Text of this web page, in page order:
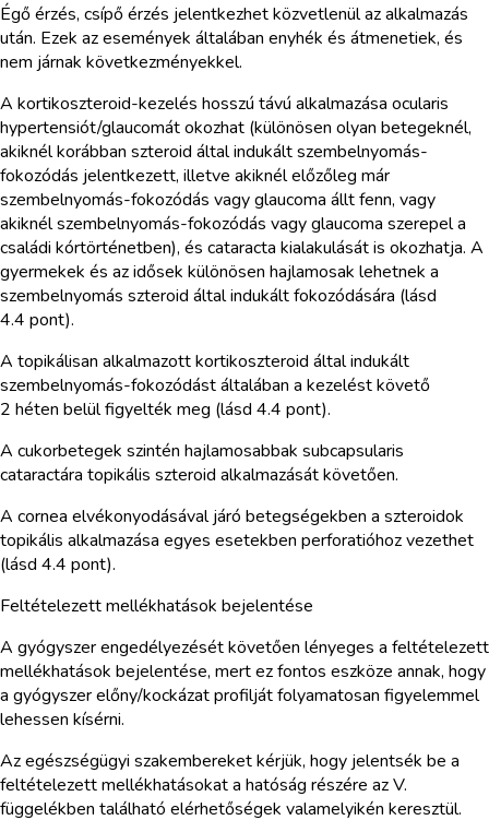
Égő érzés, csípő érzés jelentkezhet közvetlenül az alkalmazás
után. Ezek az események általában enyhék és átmenetiek, és
nem járnak következményekkel.
A kortikoszteroid-kezelés hosszú távú alkalmazása ocularis
hypertensiót/glaucomát okozhat (különösen olyan betegeknél,
akiknél korábban szteroid által indukált szembelnyomás-
fokozódás jelentkezett, illetve akiknél előzőleg már
szembelnyomás-fokozódás vagy glaucoma állt fenn, vagy
akiknél szembelnyomás-fokozódás vagy glaucoma szerepel a
családi kórtörténetben), és cataracta kialakulását is okozhatja. A
gyermekek és az idősek különösen hajlamosak lehetnek a
szembelnyomás szteroid által indukált fokozódására (lásd
4.4 pont).
A topikálisan alkalmazott kortikoszteroid által indukált
szembelnyomás-fokozódást általában a kezelést követő
2 héten belül figyelték meg (lásd 4.4 pont).
A cukorbetegek szintén hajlamosabbak subcapsularis
cataractára topikális szteroid alkalmazását követően.
A cornea elvékonyodásával járó betegségekben a szteroidok
topikális alkalmazása egyes esetekben perforatióhoz vezethet
(lásd 4.4 pont).
Feltételezett mellékhatások bejelentése
A gyógyszer engedélyezését követően lényeges a feltételezett
mellékhatások bejelentése, mert ez fontos eszköze annak, hogy
a gyógyszer előny/kockázat profilját folyamatosan figyelemmel
lehessen kísérni.
Az egészségügyi szakembereket kérjük, hogy jelentsék be a
feltételezett mellékhatásokat a hatóság részére az V.
függelékben található elérhetőségek valamelyikén keresztül.